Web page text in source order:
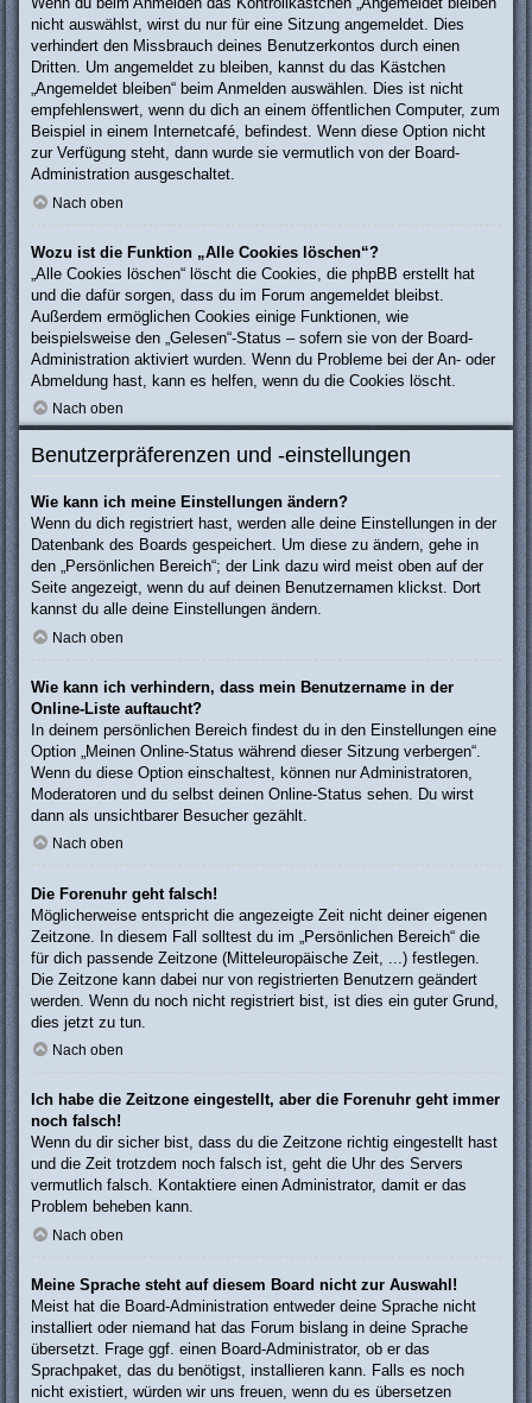
nicht auswählst, wirst du nur für eine Sitzung angemeldet. Dies
verhindert den Missbrauch deines Benutzerkontos durch einen
Dritten. Um angemeldet zu bleiben, kannst du das Kästchen
„Angemeldet bleiben“ beim Anmelden auswählen. Dies ist nicht
empfehlenswert, wenn du dich an einem öffentlichen Computer, zum
Beispiel in einem Internetcafé, befindest. Wenn diese Option nicht
zur Verfügung steht, dann wurde sie vermutlich von der Board-
Administration ausgeschaltet.
Nach oben
Wozu ist die Funktion „Alle Cookies löschen“?
„Alle Cookies löschen“ löscht die Cookies, die phpBB erstellt hat
und die dafür sorgen, dass du im Forum angemeldet bleibst.
Außerdem ermöglichen Cookies einige Funktionen, wie
beispielsweise den „Gelesen“-Status – sofern sie von der Board-
Administration aktiviert wurden. Wenn du Probleme bei der An- oder
Abmeldung hast, kann es helfen, wenn du die Cookies löscht.
Nach oben
Benutzerpräferenzen und -einstellungen
Wie kann ich meine Einstellungen ändern?
Wenn du dich registriert hast, werden alle deine Einstellungen in der
Datenbank des Boards gespeichert. Um diese zu ändern, gehe in
den „Persönlichen Bereich“; der Link dazu wird meist oben auf der
Seite angezeigt, wenn du auf deinen Benutzernamen klickst. Dort
kannst du alle deine Einstellungen ändern.
Nach oben
Wie kann ich verhindern, dass mein Benutzername in der
Online-Liste auftaucht?
In deinem persönlichen Bereich findest du in den Einstellungen eine
Option „Meinen Online-Status während dieser Sitzung verbergen“.
Wenn du diese Option einschaltest, können nur Administratoren,
Moderatoren und du selbst deinen Online-Status sehen. Du wirst
dann als unsichtbarer Besucher gezählt.
Nach oben
Die Forenuhr geht falsch!
Möglicherweise entspricht die angezeigte Zeit nicht deiner eigenen
Zeitzone. In diesem Fall solltest du im „Persönlichen Bereich“ die
für dich passende Zeitzone (Mitteleuropäische Zeit, ...) festlegen.
Die Zeitzone kann dabei nur von registrierten Benutzern geändert
werden. Wenn du noch nicht registriert bist, ist dies ein guter Grund,
dies jetzt zu tun.
Nach oben
Ich habe die Zeitzone eingestellt, aber die Forenuhr geht immer
noch falsch!
Wenn du dir sicher bist, dass du die Zeitzone richtig eingestellt hast
und die Zeit trotzdem noch falsch ist, geht die Uhr des Servers
vermutlich falsch. Kontaktiere einen Administrator, damit er das
Problem beheben kann.
Nach oben
Meine Sprache steht auf diesem Board nicht zur Auswahl!
Meist hat die Board-Administration entweder deine Sprache nicht
installiert oder niemand hat das Forum bislang in deine Sprache
übersetzt. Frage ggf. einen Board-Administrator, ob er das
Sprachpaket, das du benötigst, installieren kann. Falls es noch
nicht existiert, würden wir uns freuen, wenn du es übersetzen